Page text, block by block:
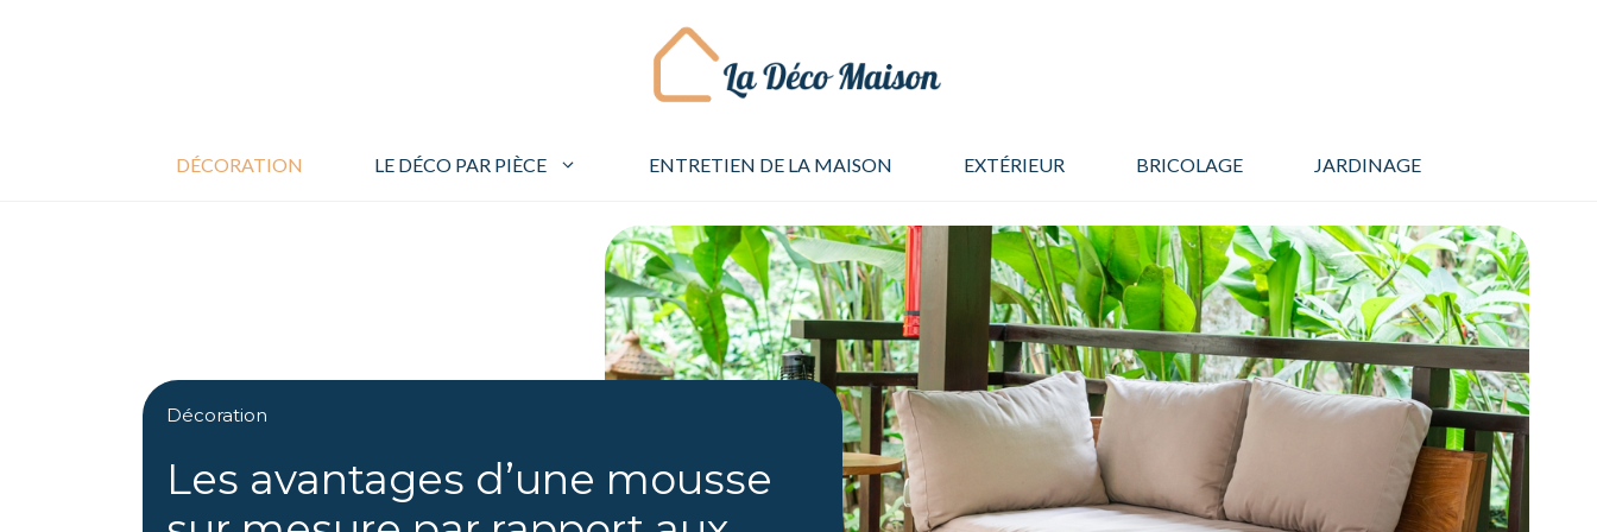
DÉCORATION LE DÉCO PAR PIÈCE ENTRETIEN DE LA MAISON EXTÉRIEUR BRICOLAGE JARDINAGE
Décoration
Les avantages d’une mousse